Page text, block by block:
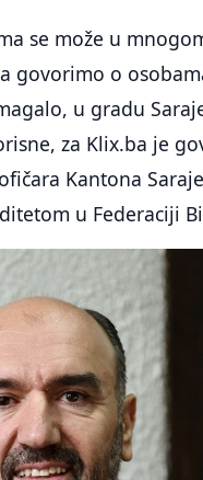
se može u
govorimo o
u gradu
za Klix.ba je
Kantona
u Federaciji